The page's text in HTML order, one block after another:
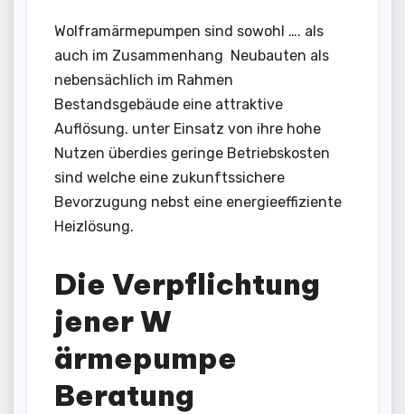
Wolframärmepumpen sind sowohl …. als
auch im Zusammenhang Neubauten als
nebensächlich im Rahmen
Bestandsgebäude eine attraktive
Auflösung. unter Einsatz von ihre hohe
Nutzen überdies geringe Betriebskosten
sind welche eine zukunftssichere
Bevorzugung nebst eine energieeffiziente
Heizlösung.
Die Verpflichtung
jener W
ärmepumpe
Beratung